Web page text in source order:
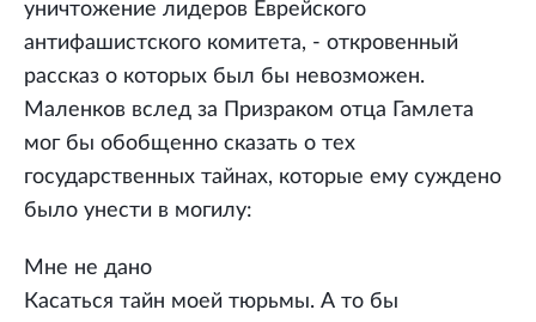
уничтожение лидеров Еврейского
антифашистского комитета, - откровенный
рассказ о которых был бы невозможен.
Маленков вслед за Призраком отца Гамлета
мог бы обобщенно сказать о тех
государственных тайнах, которые ему суждено
было унести в могилу:
Мне не дано
Касаться тайн моей тюрьмы. А то бы